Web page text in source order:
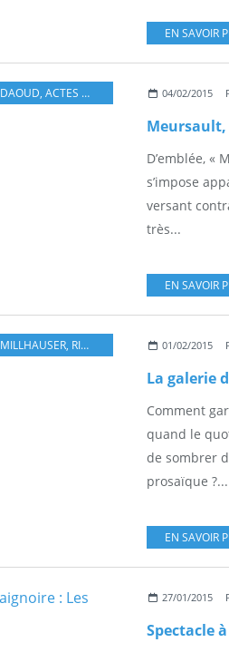
EN SAVOIR
DAOUD, ACTES SUD 04/02/2015
D’emblée, «
s’impose
versant
très...
EN SAVOIR
MILLHAUSER, RIVAGES GALAADE01/02/2015
La galerie
Comment
quand le
de sombrer
prosaïque ?...
EN SAVOIR
27/01/2015